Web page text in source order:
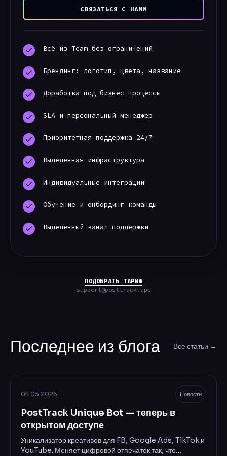
СВЯЗАТЬСЯ С НАМИ
Всё из Team без ограничений
Брендинг: логотип, цвета, название
Доработка под бизнес-процессы
SLA и персональный менеджер
Приоритетная поддержка 24/7
Выделенная инфраструктура
Индивидуальные интеграции
Обучение и онбординг команды
Выделенный канал поддержки
ПОДОБРАТЬ ТАРИФ
support@posttrack.app
Последнее из блога Все статьи →
04.05.2026 Новости
PostTrack Unique Bot — теперь в
открытом доступе
Уникализатор креативов для FB, Google Ads, TikTok и
YouTube. Меняет цифровой отпечаток так, что